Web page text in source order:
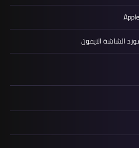
الشاشة الايفون